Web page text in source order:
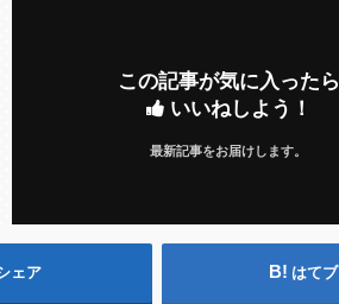
この記事が気に入ったら
いいねしよう！
最新記事をお届けします。
ェア はてブ